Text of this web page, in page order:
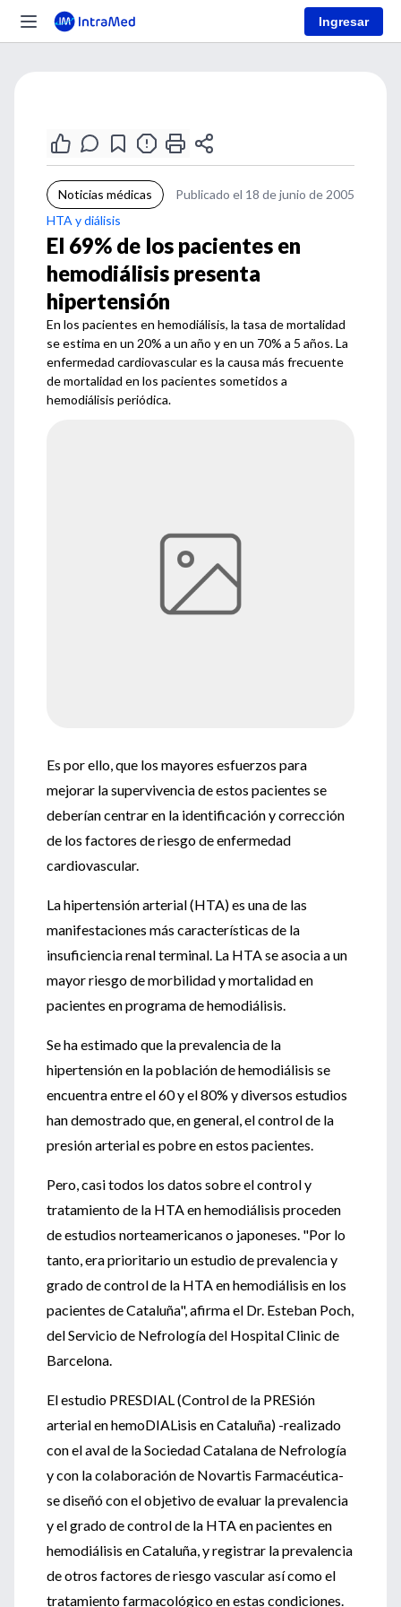
Ingresar
Noticias médicas
Publicado el 18 de junio de 2005
HTA y diálisis
El 69% de los pacientes en
hemodiálisis presenta
hipertensión
En los pacientes en hemodiálisis, la tasa de mortalidad
se estima en un 20% a un año y en un 70% a 5 años. La
enfermedad cardiovascular es la causa más frecuente
de mortalidad en los pacientes sometidos a
hemodiálisis periódica.
Es por ello, que los mayores esfuerzos para
mejorar la supervivencia de estos pacientes se
deberían centrar en la identificación y corrección
de los factores de riesgo de enfermedad
cardiovascular.
La hipertensión arterial (HTA) es una de las
manifestaciones más características de la
insuficiencia renal terminal. La HTA se asocia a un
mayor riesgo de morbilidad y mortalidad en
pacientes en programa de hemodiálisis.
Se ha estimado que la prevalencia de la
hipertensión en la población de hemodiálisis se
encuentra entre el 60 y el 80% y diversos estudios
han demostrado que, en general, el control de la
presión arterial es pobre en estos pacientes.
Pero, casi todos los datos sobre el control y
tratamiento de la HTA en hemodiálisis proceden
de estudios norteamericanos o japoneses. "Por lo
tanto, era prioritario un estudio de prevalencia y
grado de control de la HTA en hemodiálisis en los
pacientes de Cataluña", afirma el Dr. Esteban Poch,
del Servicio de Nefrología del Hospital Clinic de
Barcelona.
El estudio PRESDIAL (Control de la PRESión
arterial en hemoDIALisis en Cataluña) -realizado
con el aval de la Sociedad Catalana de Nefrología
y con la colaboración de Novartis Farmacéutica-
se diseñó con el objetivo de evaluar la prevalencia
y el grado de control de la HTA en pacientes en
hemodiálisis en Cataluña, y registrar la prevalencia
de otros factores de riesgo vascular así como el
tratamiento farmacológico en estas condiciones.